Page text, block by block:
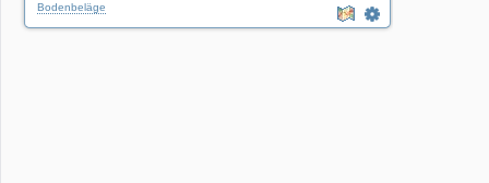
Bodenbeläge